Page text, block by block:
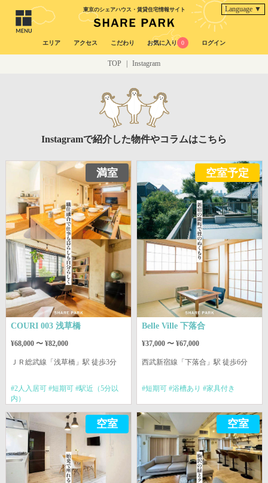
東京のシェアハウス・賃貸住宅情報サイト Language ▼
エリア アクセス こだわり お気に入り 0 ログイン
TOP Instagram
Instagramで紹介した物件やコラムはこちら
COURI 003 浅草橋
¥68,000 〜 ¥82,000
ＪＲ総武線 「浅草橋」駅 徒歩3分
#2人入居可 #短期可 #駅近（5分以
内）
満室
Belle Ville 下落合
¥37,000 〜 ¥67,000
西武新宿線 「下落合」駅 徒歩6分
#短期可 #浴槽あり #家具付き
空室予定
空室 空室